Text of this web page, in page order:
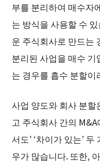
부를 분리하여 매수자
는 방식을 사용할 수
운 주식회사로 만드는
분리된 사업을 매수
는 경우를 흡수 분할이
사업 양도와 회사 분
고 주식회사 간의
서도’ ‘차이가 있는’
우가 많습니다. 또한,